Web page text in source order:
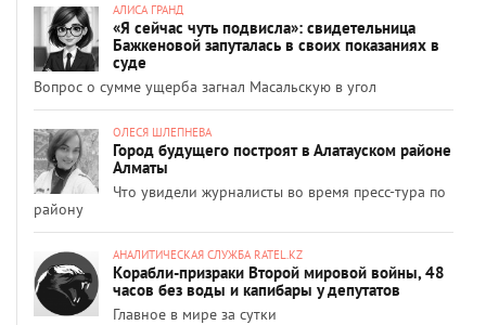
АЛИСА ГРАНД
«Я сейчас чуть подвисла»: свидетельница
Бажкеновой запуталась в своих показаниях в
суде
Вопрос о сумме ущерба загнал Масальскую в угол
ОЛЕСЯ ШЛЕПНЕВА
Город будущего построят в Алатауском районе
Алматы
Что увидели журналисты во время пресс-тура по
району
АНАЛИТИЧЕСКАЯ СЛУЖБА RATEL.KZ
Корабли-призраки Второй мировой войны, 48
часов без воды и капибары у депутатов
Главное в мире за сутки